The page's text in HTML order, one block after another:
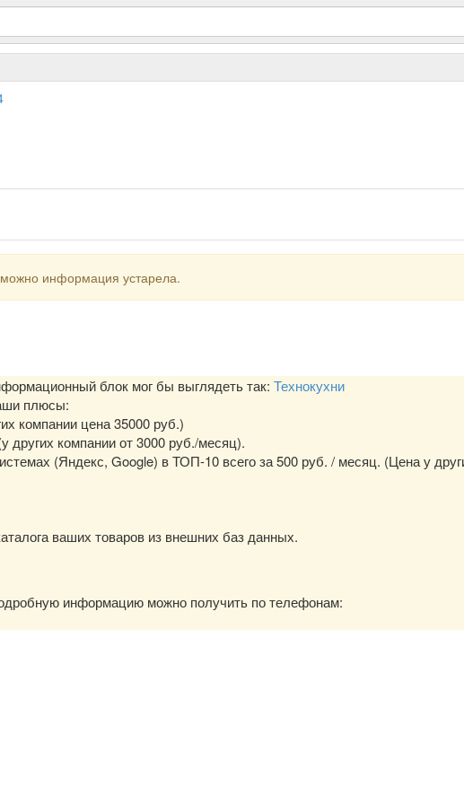
информация устарела.
блок мог бы выглядеть так: Технокухни
плюсы:
компании цена 35000 руб.)
других компании от 3000 руб./месяц).
(Яндекс, Google) в ТОП-10 всего за 500 руб. / месяц. (Цена у
ваших товаров из внешних баз данных.
информацию можно получить по телефонам: